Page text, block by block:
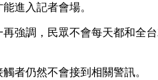
進入記者會場。
強調，民眾不會每天都和全
者仍然不會接到相關警訊。